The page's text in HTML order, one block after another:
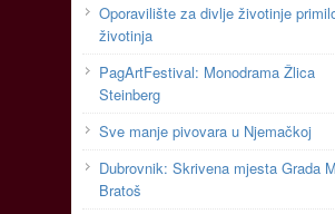
Oporavilište za divlje životinje
životinja
PagArtFestival: Monodrama Žlica
Steinberg
Sve manje pivovara u Njemačkoj
Dubrovnik: Skrivena mjesta Grada
Bratoš